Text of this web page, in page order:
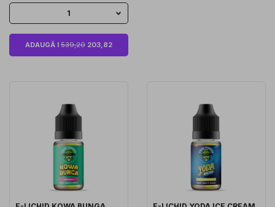
1
ADAUGĂ I 539,20 203,82